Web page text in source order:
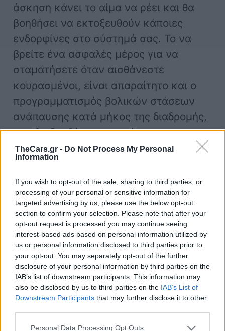
TheCars.gr - Do Not Process My Personal
Information
If you wish to opt-out of the sale, sharing to third parties, or
processing of your personal or sensitive information for
targeted advertising by us, please use the below opt-out
section to confirm your selection. Please note that after your
opt-out request is processed you may continue seeing
interest-based ads based on personal information utilized by
us or personal information disclosed to third parties prior to
your opt-out. You may separately opt-out of the further
disclosure of your personal information by third parties on the
IAB’s list of downstream participants. This information may
also be disclosed by us to third parties on the IAB’s List of
Downstream Participants that may further disclose it to other
Personal Data Processing Opt Outs
άσκηση κάνει το αίμα να ρέει και θα
βοηθήσει να εκτοξευθούν κάποιες
ενδορφίνες στο σύστημά σας. Το να
βρείτε ένα ασφαλές μέρος για να
σταματήσετε όταν αισθάνεστε
κουρασμένοι, είναι απαραίτητο και ο
προγραμματισμός βολικών στάσεων
ανάπαυσης κατά μήκος της διαδρομής,
σας θα βοηθήσει να μειώσετε την
πλήξη.
Σνακ
Ο προγραμματισμός οδικών σνακ και η
συσκευασία ενός καλαθιού και ενός
ψυγείου, είναι αναπόσπαστο μέρος
αυτού που κάνει τις οικογενειακές
διακοπές τόσο διασκεδαστικές. Η
κατανάλωση των σωστών τροφών ενώ
οδηγείτε σε μεγάλες αποστάσεις, θα
βοηθήσει στη σταθεροποίηση του